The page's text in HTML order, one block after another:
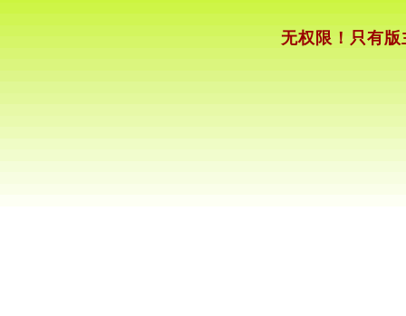
无权限！只有